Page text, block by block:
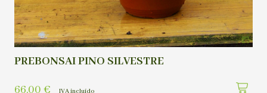
PREBONSAI PINO SILVESTRE